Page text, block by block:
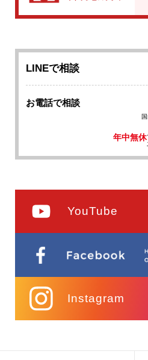
LINEで相談
お電話で相談
年中無休
YouTube
Instagram